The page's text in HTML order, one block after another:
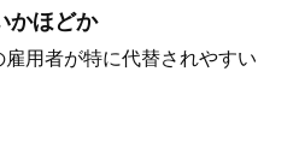
かほどか
用者が特に代替されやすい